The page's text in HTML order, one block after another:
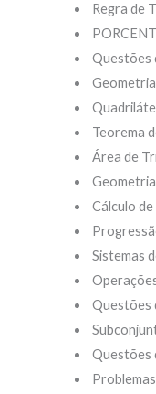
Regra de
Questões
Teorema
Área de
Geometria
Cálculo de
Sistemas
Questões
Questões